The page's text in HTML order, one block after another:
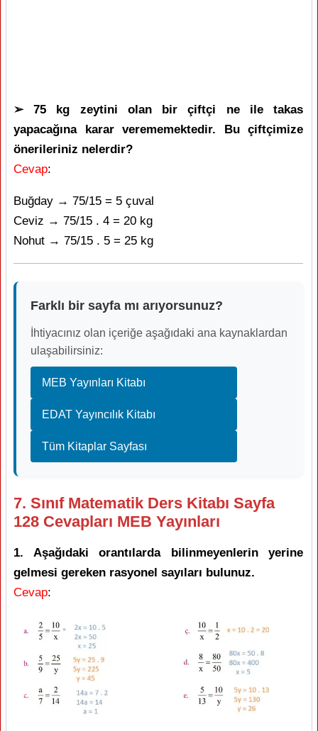
➢ 75 kg zeytini olan bir çiftçi ne ile takas
yapacağına karar verememektedir. Bu çiftçimize
önerileriniz nelerdir?
Cevap:
Buğday → 75/15 = 5 çuval
Ceviz → 75/15 . 4 = 20 kg
Nohut → 75/15 . 5 = 25 kg
Farklı bir sayfa mı arıyorsunuz?
İhtiyacınız olan içeriğe aşağıdaki ana kaynaklardan
ulaşabilirsiniz:
MEB Yayınları Kitabı
EDAT Yayıncılık Kitabı
Tüm Kitaplar Sayfası
7. Sınıf Matematik Ders Kitabı Sayfa
128 Cevapları MEB Yayınları
1. Aşağıdaki orantılarda bilinmeyenlerin yerine
gelmesi gereken rasyonel sayıları bulunuz.
Cevap: